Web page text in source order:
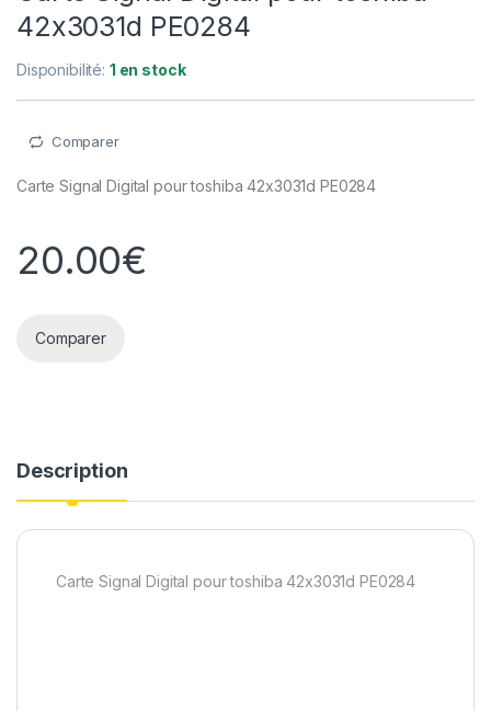
42x3031d PE0284
Disponibilité: 1 en stock
Comparer
Carte Signal Digital pour toshiba 42x3031d PE0284
20.00€
Comparer
Description
Carte Signal Digital pour toshiba 42x3031d PE0284